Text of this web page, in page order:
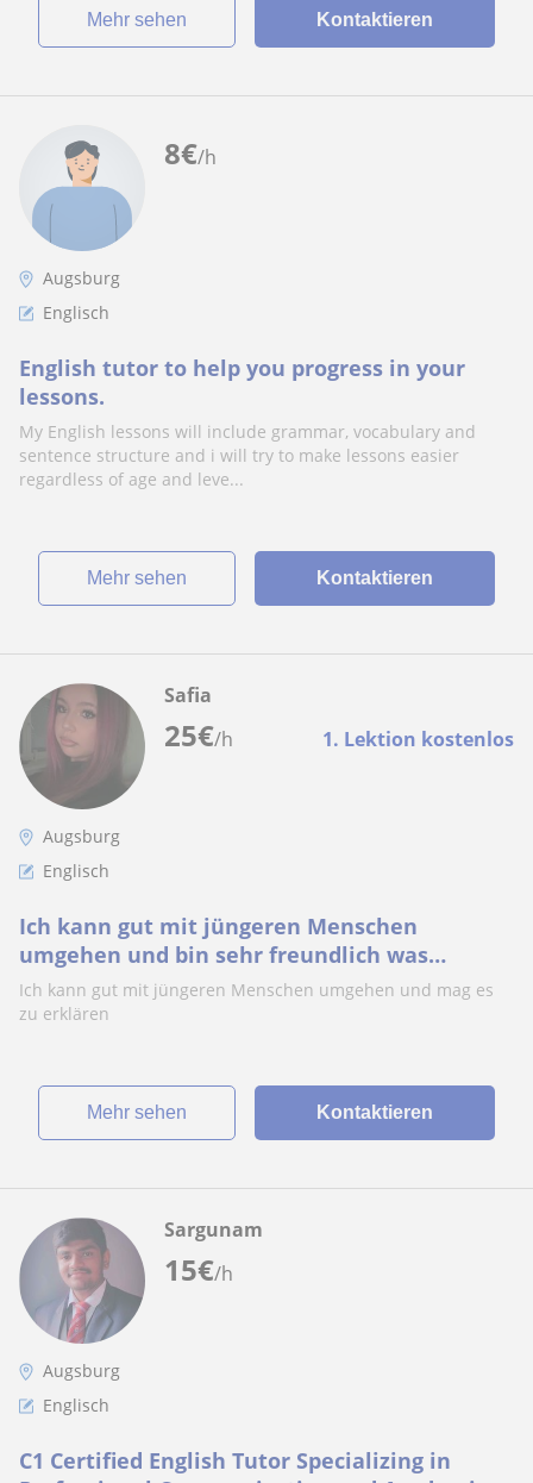
Mehr sehen Kontaktieren
8€/h
Augsburg
Englisch
English tutor to help you progress in your
lessons.
My English lessons will include grammar, vocabulary and
sentence structure and i will try to make lessons easier
regardless of age and leve...
Mehr sehen Kontaktieren
25€/h 1. Lektion kostenlos
Safia
Augsburg
Englisch
Ich kann gut mit jüngeren Menschen
umgehen und bin sehr freundlich was
erklären angeht
Ich kann gut mit jüngeren Menschen umgehen und mag es
zu erklären
Mehr sehen Kontaktieren
15€/h
Sargunam
Augsburg
Englisch
C1 Certified English Tutor Specializing in